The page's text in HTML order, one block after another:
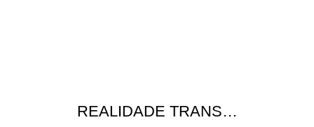
REALIDADE TRANS…